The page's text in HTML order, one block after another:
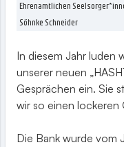
Ehrenamtlichen
Söhnke Schneider
In diesem Jahr luden
unserer neuen
Gesprächen ein. Sie
wir so einen
Die Bank wurde vom